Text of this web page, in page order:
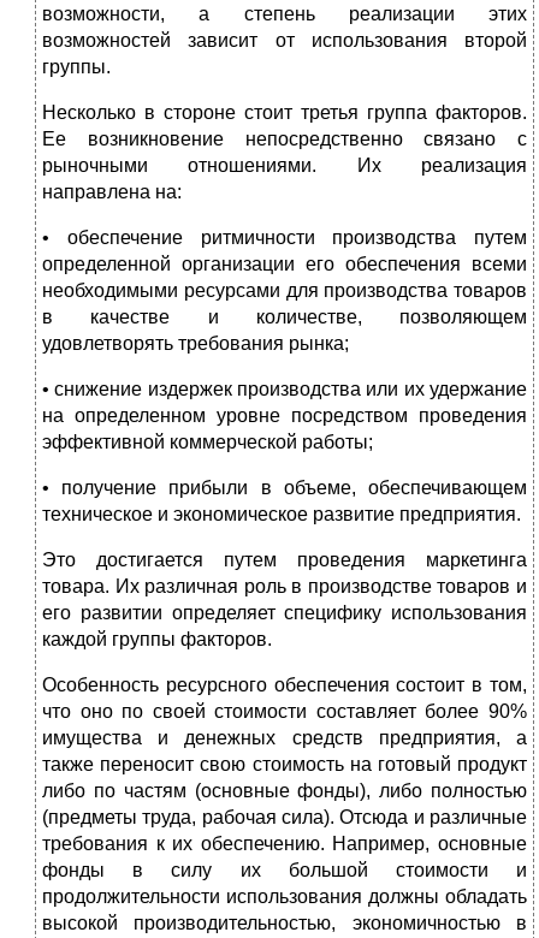
возможности, а степень реализации этих
возможностей зависит от использования второй
группы.
Несколько в стороне стоит третья группа факторов.
Ее возникновение непосредственно связано с
рыночными отношениями. Их реализация
направлена на:
• обеспечение ритмичности производства путем
определенной организации его обеспечения всеми
необходимыми ресурсами для производства товаров
в качестве и количестве, позволяющем
удовлетворять требования рынка;
• снижение издержек производства или их удержание
на определенном уровне посредством проведения
эффективной коммерческой работы;
• получение прибыли в объеме, обеспечивающем
техническое и экономическое развитие предприятия.
Это достигается путем проведения маркетинга
товара. Их различная роль в производстве товаров и
его развитии определяет специфику использования
каждой группы факторов.
Особенность ресурсного обеспечения состоит в том,
что оно по своей стоимости составляет более 90%
имущества и денежных средств предприятия, а
также переносит свою стоимость на готовый продукт
либо по частям (основные фонды), либо полностью
(предметы труда, рабочая сила). Отсюда и различные
требования к их обеспечению. Например, основные
фонды в силу их большой стоимости и
продолжительности использования должны обладать
высокой производительностью, экономичностью в